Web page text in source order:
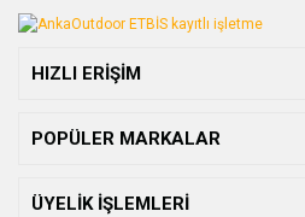
HIZLI ERİŞİM
POPÜLER MARKALAR
ÜYELİK İŞLEMLERİ